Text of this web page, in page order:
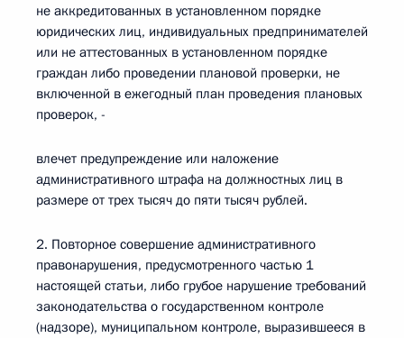
не аккредитованных в установленном порядке
юридических лиц, индивидуальных предпринимателей
или не аттестованных в установленном порядке
граждан либо проведении плановой проверки, не
включенной в ежегодный план проведения плановых
проверок, -
влечет предупреждение или наложение
административного штрафа на должностных лиц в
размере от трех тысяч до пяти тысяч рублей.
2. Повторное совершение административного
правонарушения, предусмотренного частью 1
настоящей статьи, либо грубое нарушение требований
законодательства о государственном контроле
(надзоре), муниципальном контроле, выразившееся в